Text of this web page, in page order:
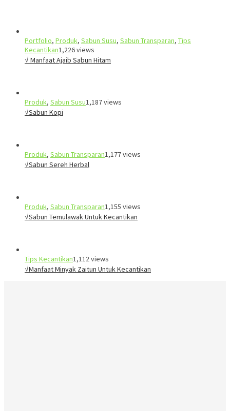
Portfolio, Produk, Sabun Susu, Sabun Transparan, Tips
Kecantikan1,226 views
√ Manfaat Ajaib Sabun Hitam
Produk, Sabun Susu1,187 views
√Sabun Kopi
Produk, Sabun Transparan1,177 views
√Sabun Sereh Herbal
Produk, Sabun Transparan1,155 views
√Sabun Temulawak Untuk Kecantikan
Tips Kecantikan1,112 views
√Manfaat Minyak Zaitun Untuk Kecantikan